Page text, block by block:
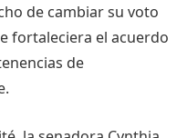
de cambiar su voto
fortaleciera el acuerdo
de